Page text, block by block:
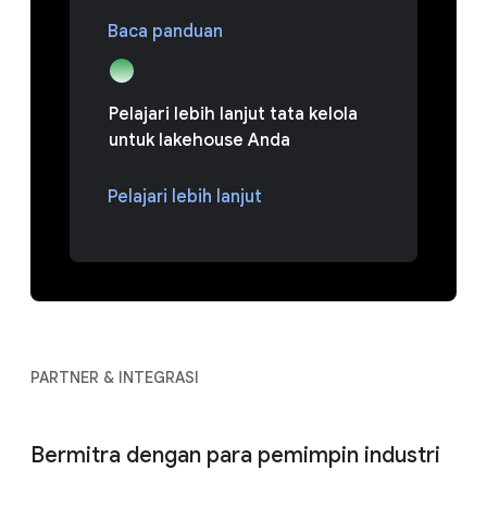
Baca panduan
Pelajari lebih lanjut tata kelola
untuk lakehouse Anda
Pelajari lebih lanjut
PARTNER & INTEGRASI
Bermitra dengan para pemimpin industri